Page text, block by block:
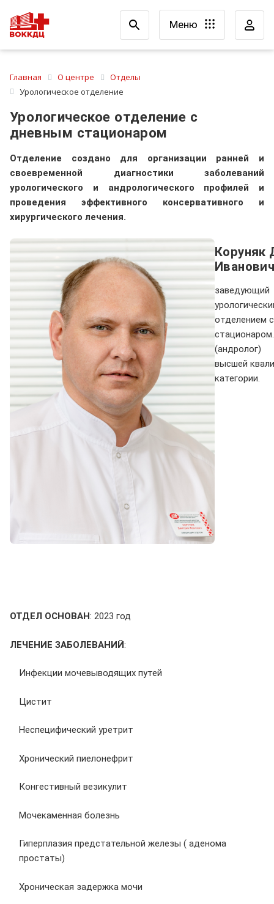
Меню
Главная О центре
Отделы
Урологическое отделение
Урологическое отделение с
дневным стационаром
Отделение создано для организации ранней и
своевременной диагностики заболеваний
урологического и андрологического профилей и
проведения эффективного консервативного и
хирургического лечения.
Коруняк
заведующий
отделением
(андролог)
высшей
категории.
ОТДЕЛ ОСНОВАН: 2023 год
ЛЕЧЕНИЕ ЗАБОЛЕВАНИЙ:
Инфекции мочевыводящих путей
Цистит
Неспецифический уретрит
Хронический пиелонефрит
Конгестивный везикулит
Мочекаменная болезнь
Гиперплазия предстательной железы ( аденома
простаты)
Хроническая задержка мочи